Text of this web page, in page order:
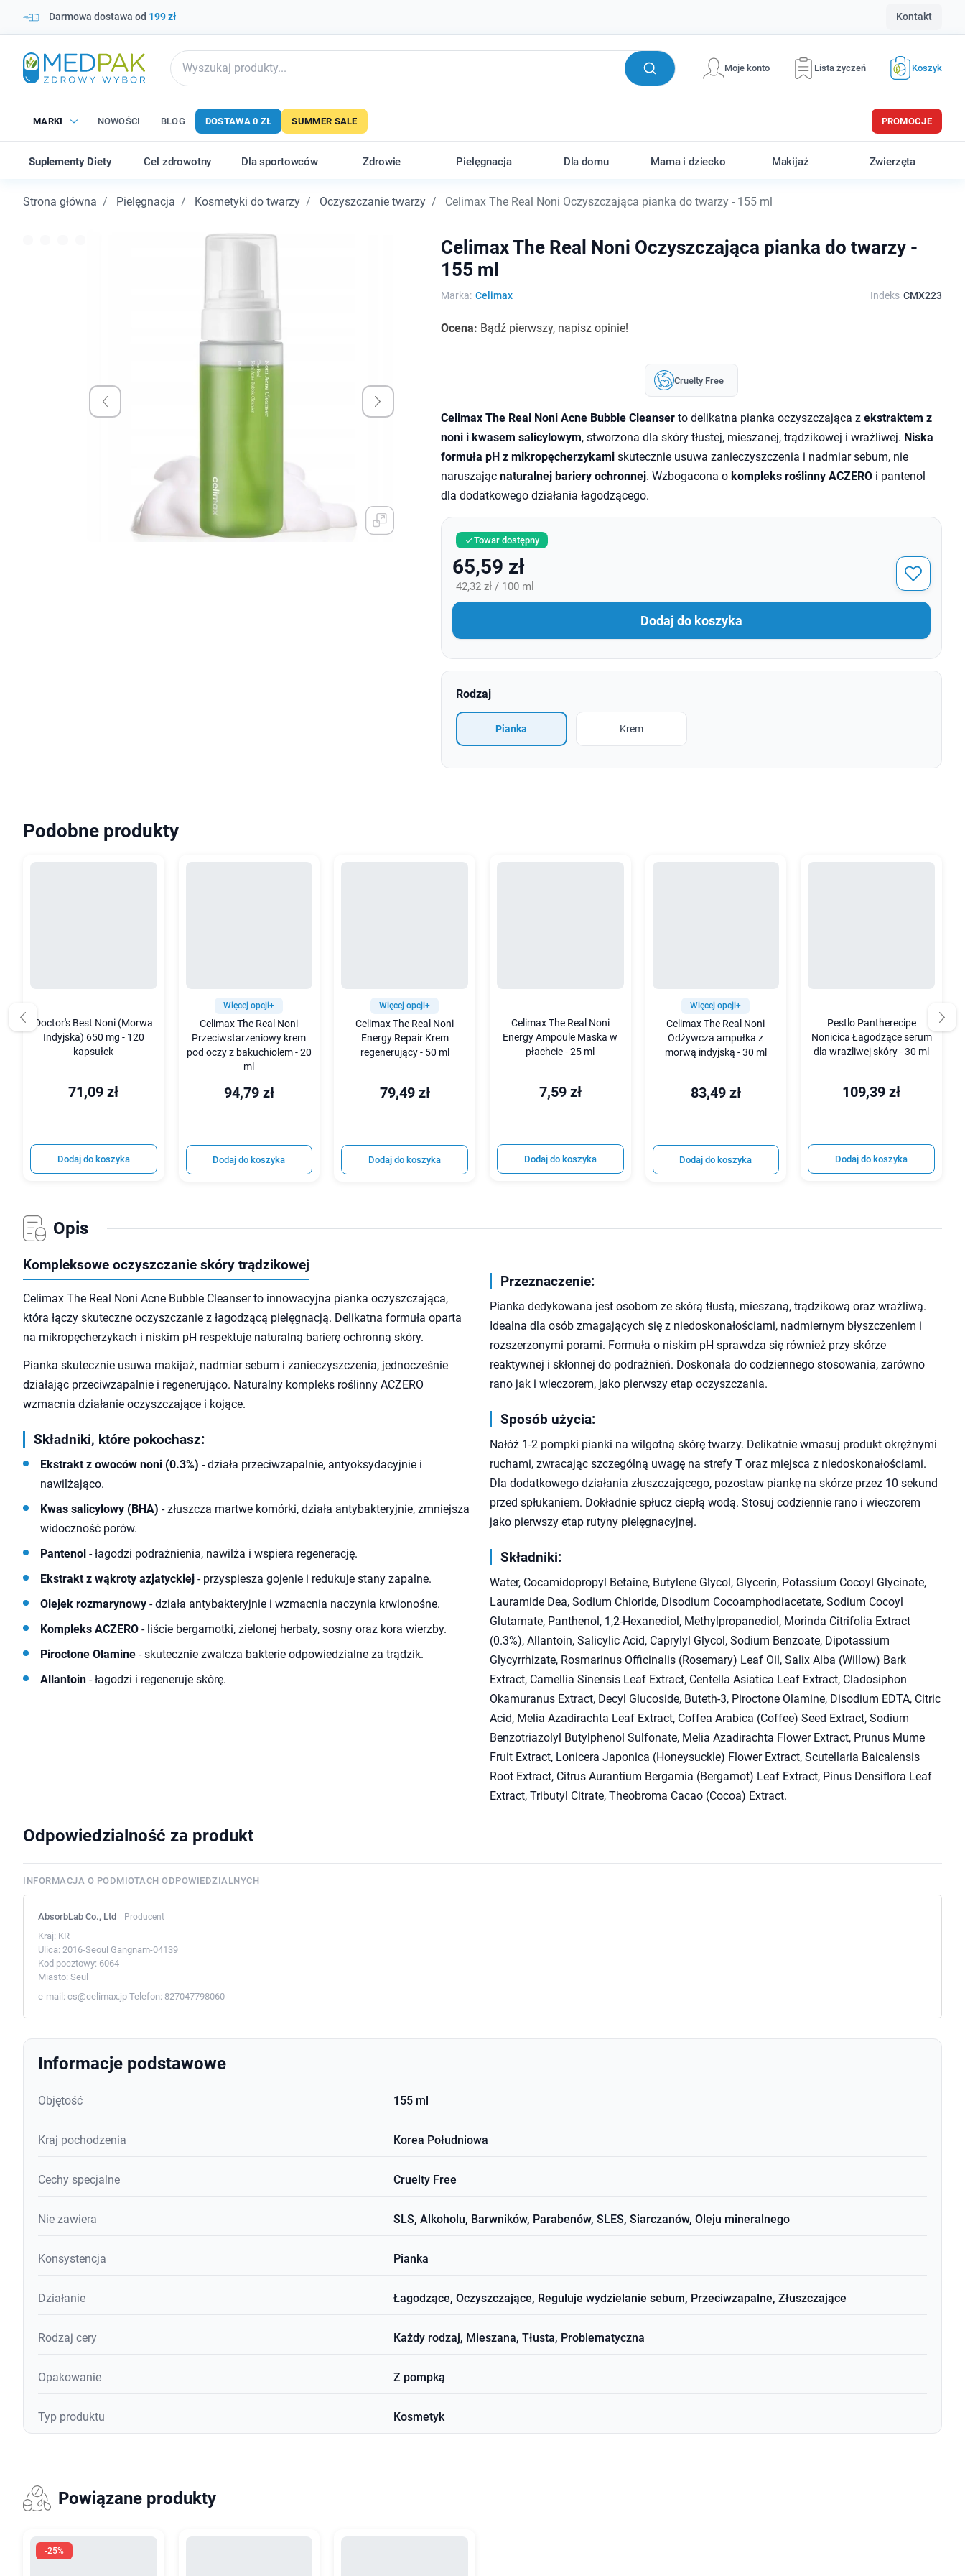
Darmowa dostawa od 199 zł Kontakt
Moje konto Lista życzeń Koszyk
MARKI NOWOŚCI BLOG DOSTAWA 0 ZŁ SUMMER SALE PROMOCJE
Suplementy Diety Cel zdrowotny Dla sportowców Zdrowie Pielęgnacja Dla domu Mama i dziecko Makijaż Zwierzęta
Strona główna Pielęgnacja Kosmetyki do twarzy Oczyszczanie twarzy Celimax The Real Noni Oczyszczająca pianka do twarzy - 155 ml
Celimax The Real Noni Oczyszczająca pianka do twarzy -
155 ml
Marka: Celimax Indeks CMX223
Ocena: Bądź pierwszy, napisz opinie!
Cruelty Free
Celimax The Real Noni Acne Bubble Cleanserto delikatna pianka oczyszczająca z ekstraktem z
noni i kwasem salicylowym, stworzona dla skóry tłustej, mieszanej, trądzikowej i wrażliwej. Niska
formuła pH z mikropęcherzykamiskutecznie usuwa zanieczyszczenia i nadmiar sebum, nie
naruszając naturalnej bariery ochronnej. Wzbogacona o kompleks roślinny ACZEROi pantenol
dla dodatkowego działania łagodzącego.
Towar dostępny
65,59 zł
42,32 zł / 100 ml
Dodaj do koszyka
Rodzaj
Pianka Krem
Podobne produkty
Doctor's Best Noni (Morwa
Indyjska) 650 mg - 120
kapsułek
71,09 zł
Dodaj do koszyka
Więcej opcji+
Celimax The Real Noni
Przeciwstarzeniowy krem
pod oczy z bakuchiolem - 20
ml
94,79 zł
Dodaj do koszyka
Więcej opcji+
Celimax The Real Noni
Energy Repair Krem
regenerujący - 50 ml
79,49 zł
Dodaj do koszyka
Celimax The Real Noni
Energy Ampoule Maska w
płachcie - 25 ml
7,59 zł
Dodaj do koszyka
Więcej opcji+
Celimax The Real Noni
Odżywcza ampułka z
morwą indyjską - 30 ml
83,49 zł
Dodaj do koszyka
Pestlo Pantherecipe
Nonicica Łagodzące serum
dla wrażliwej skóry - 30 ml
109,39 zł
Dodaj do koszyka
Opis
Kompleksowe oczyszczanie skóry trądzikowej
Celimax The Real Noni Acne Bubble Cleanser to innowacyjna pianka oczyszczająca,
która łączy skuteczne oczyszczanie z łagodzącą pielęgnacją. Delikatna formuła oparta
na mikropęcherzykach i niskim pH respektuje naturalną barierę ochronną skóry.
Pianka skutecznie usuwa makijaż, nadmiar sebum i zanieczyszczenia, jednocześnie
działając przeciwzapalnie i regenerująco. Naturalny kompleks roślinny ACZERO
wzmacnia działanie oczyszczające i kojące.
Składniki, które pokochasz:
Ekstrakt z owoców noni (0.3%) - działa przeciwzapalnie, antyoksydacyjnie i
nawilżająco.
Kwas salicylowy (BHA) - złuszcza martwe komórki, działa antybakteryjnie, zmniejsza
widoczność porów.
Pantenol - łagodzi podrażnienia, nawilża i wspiera regenerację.
Ekstrakt z wąkroty azjatyckiej - przyspiesza gojenie i redukuje stany zapalne.
Olejek rozmarynowy - działa antybakteryjnie i wzmacnia naczynia krwionośne.
Kompleks ACZERO - liście bergamotki, zielonej herbaty, sosny oraz kora wierzby.
Piroctone Olamine - skutecznie zwalcza bakterie odpowiedzialne za trądzik.
Allantoin - łagodzi i regeneruje skórę.
Przeznaczenie:
Pianka dedykowana jest osobom ze skórą tłustą, mieszaną, trądzikową oraz wrażliwą.
Idealna dla osób zmagających się z niedoskonałościami, nadmiernym błyszczeniem i
rozszerzonymi porami. Formuła o niskim pH sprawdza się również przy skórze
reaktywnej i skłonnej do podrażnień. Doskonała do codziennego stosowania, zarówno
rano jak i wieczorem, jako pierwszy etap oczyszczania.
Sposób użycia:
Nałóż 1-2 pompki pianki na wilgotną skórę twarzy. Delikatnie wmasuj produkt okrężnymi
ruchami, zwracając szczególną uwagę na strefy T oraz miejsca z niedoskonałościami.
Dla dodatkowego działania złuszczającego, pozostaw piankę na skórze przez 10 sekund
przed spłukaniem. Dokładnie spłucz ciepłą wodą. Stosuj codziennie rano i wieczorem
jako pierwszy etap rutyny pielęgnacyjnej.
Składniki:
Water, Cocamidopropyl Betaine, Butylene Glycol, Glycerin, Potassium Cocoyl Glycinate,
Lauramide Dea, Sodium Chloride, Disodium Cocoamphodiacetate, Sodium Cocoyl
Glutamate, Panthenol, 1,2-Hexanediol, Methylpropanediol, Morinda Citrifolia Extract
(0.3%), Allantoin, Salicylic Acid, Caprylyl Glycol, Sodium Benzoate, Dipotassium
Glycyrrhizate, Rosmarinus Officinalis (Rosemary) Leaf Oil, Salix Alba (Willow) Bark
Extract, Camellia Sinensis Leaf Extract, Centella Asiatica Leaf Extract, Cladosiphon
Okamuranus Extract, Decyl Glucoside, Buteth-3, Piroctone Olamine, Disodium EDTA, Citric
Acid, Melia Azadirachta Leaf Extract, Coffea Arabica (Coffee) Seed Extract, Sodium
Benzotriazolyl Butylphenol Sulfonate, Melia Azadirachta Flower Extract, Prunus Mume
Fruit Extract, Lonicera Japonica (Honeysuckle) Flower Extract, Scutellaria Baicalensis
Root Extract, Citrus Aurantium Bergamia (Bergamot) Leaf Extract, Pinus Densiflora Leaf
Extract, Tributyl Citrate, Theobroma Cacao (Cocoa) Extract.
Odpowiedzialność za produkt
INFORMACJA O PODMIOTACH ODPOWIEDZIALNYCH
AbsorbLab Co., Ltd Producent
Kraj: KR
Ulica: 2016-Seoul Gangnam-04139
Kod pocztowy: 6064
Miasto: Seul
e-mail: cs@celimax.jp Telefon: 827047798060
Informacje podstawowe
Objętość 155 ml
Kraj pochodzenia Korea Południowa
Cechy specjalne Cruelty Free
Nie zawiera SLS, Alkoholu, Barwników, Parabenów, SLES, Siarczanów, Oleju mineralnego
Konsystencja Pianka
Działanie Łagodzące, Oczyszczające, Reguluje wydzielanie sebum, Przeciwzapalne, Złuszczające
Rodzaj cery Każdy rodzaj, Mieszana, Tłusta, Problematyczna
Opakowanie Z pompką
Typ produktu Kosmetyk
Powiązane produkty
-25%